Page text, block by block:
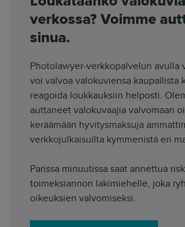
verkossa? Voimme
sinua.
Photolawyer-verkkopalvelun avulla
voi valvoa valokuviensa kaupallista
reagoida loukkauksiin helposti.
auttaneet valokuvaajia valvomaan
keräämään hyvitysmaksuja
verkkojulkaisuilta kymmenistä eri
Parissa minuutissa saat annettua
toimeksiannon lakimiehelle, joka
oikeuksien valvomiseksi.